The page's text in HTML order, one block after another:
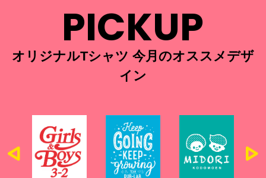
PICKUP
オリジナルTシャツ 今月のオススメデザ
イン